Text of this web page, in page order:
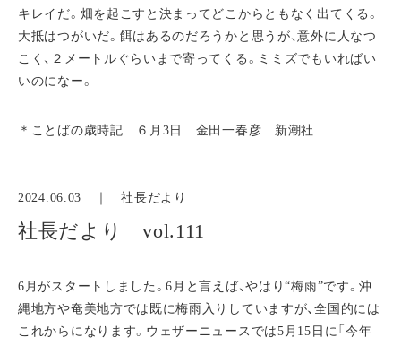
キレイだ。畑を起こすと決まってどこからともなく出てくる。
大抵はつがいだ。餌はあるのだろうかと思うが、意外に人なつ
こく、２メートルぐらいまで寄ってくる。ミミズでもいればい
いのになー。
＊ことばの歳時記 ６月3日 金田一春彦 新潮社
2024.06.03 ｜社長だより
社長だより vol.111
6月がスタートしました。6月と言えば、やはり“梅雨”です。沖
縄地方や奄美地方では既に梅雨入りしていますが、全国的には
これからになります。ウェザーニュースでは5月15日に「今年